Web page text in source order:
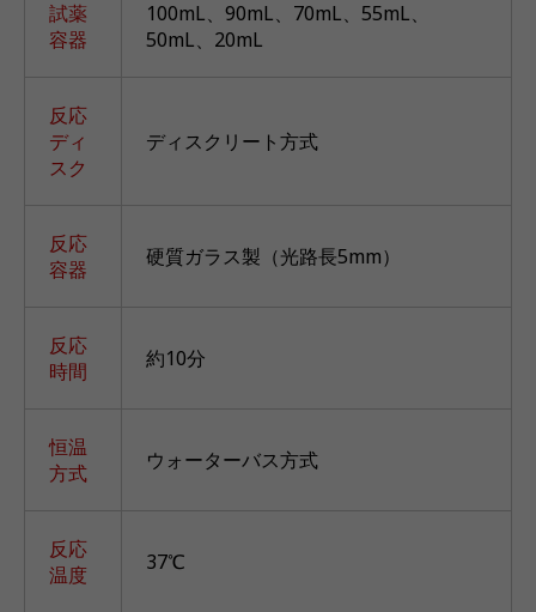
試薬
容器
100mL、90mL、70mL、55mL、
50mL、20mL
反応
ディ
スク
ディスクリート方式
反応
容器
硬質ガラス製（光路長5mm）
反応
時間
約10分
恒温
方式
ウォーターバス方式
反応
温度
37℃